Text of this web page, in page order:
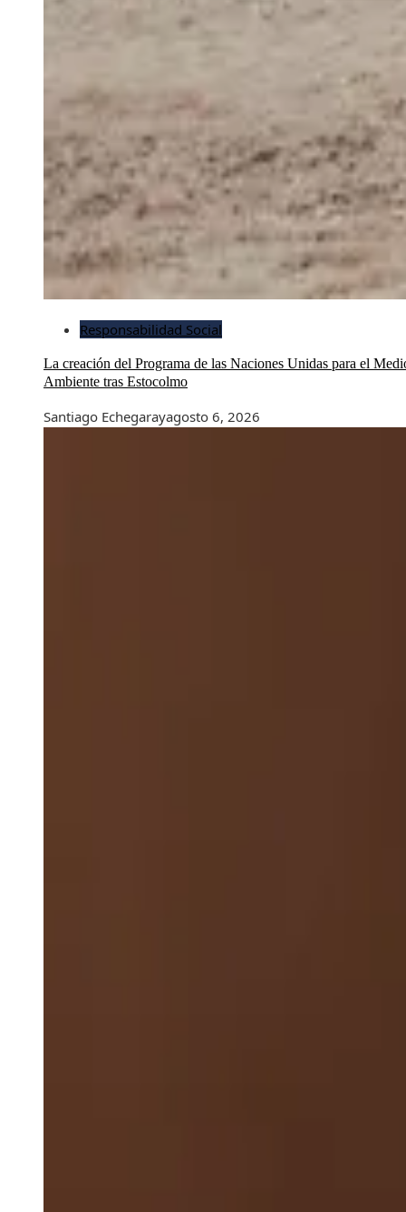
Responsabilidad Social
La creación del Programa de las Naciones Unidas para el
Ambiente tras Estocolmo
Santiago Echegarayagosto 6, 2026